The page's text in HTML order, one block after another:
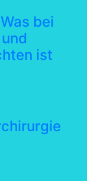
bei
ist